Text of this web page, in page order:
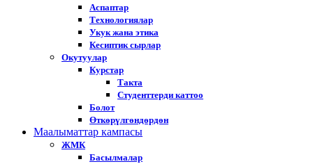
Аспаптар
Технологиялар
Укук жана этика
Кесиптик сырлар
Окутуулар
Курстар
Такта
Студенттерди каттоо
Болот
Өткөрүлгөндөрдөн
Маалыматтар кампасы
ЖМК
Басылмалар